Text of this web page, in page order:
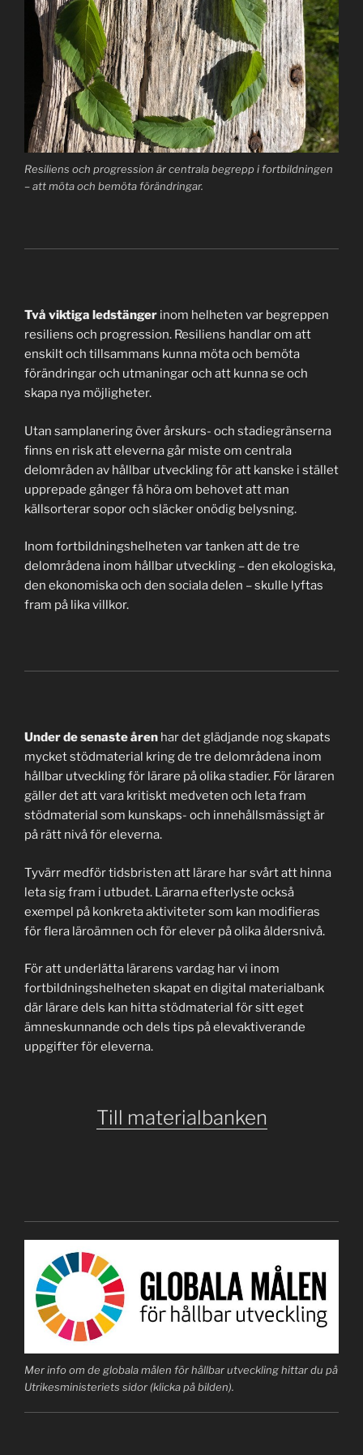
Resiliens och progression är centrala begrepp i fortbildningen
– att möta och bemöta förändringar.
Två viktiga ledstänger inom helheten var begreppen
resiliens och progression. Resiliens handlar om att
enskilt och tillsammans kunna möta och bemöta
förändringar och utmaningar och att kunna se och
skapa nya möjligheter.
Utan samplanering över årskurs- och stadiegränserna
finns en risk att eleverna går miste om centrala
delområden av hållbar utveckling för att kanske i stället
upprepade gånger få höra om behovet att man
källsorterar sopor och släcker onödig belysning.
Inom fortbildningshelheten var tanken att de tre
delområdena inom hållbar utveckling – den ekologiska,
den ekonomiska och den sociala delen – skulle lyftas
fram på lika villkor.
Under de senaste åren har det glädjande nog skapats
mycket stödmaterial kring de tre delområdena inom
hållbar utveckling för lärare på olika stadier. För läraren
gäller det att vara kritiskt medveten och leta fram
stödmaterial som kunskaps- och innehållsmässigt är
på rätt nivå för eleverna.
Tyvärr medför tidsbristen att lärare har svårt att hinna
leta sig fram i utbudet. Lärarna efterlyste också
exempel på konkreta aktiviteter som kan modifieras
för flera läroämnen och för elever på olika åldersnivå.
För att underlätta lärarens vardag har vi inom
fortbildningshelheten skapat en digital materialbank
där lärare dels kan hitta stödmaterial för sitt eget
ämneskunnande och dels tips på elevaktiverande
uppgifter för eleverna.
Till materialbanken
Mer info om de globala målen för hållbar utveckling hittar du på
Utrikesministeriets sidor (klicka på bilden).